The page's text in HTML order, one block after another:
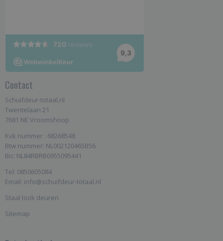
Contact
Schuifdeur-totaal.nl
Twentelaan 21
7681 NE Vroomshoop
Kvk nummer : 68268548
Btw nummer: NL002120465B56
Bic: NL84RBRB0955095441
Tel: 0850605084
Email: info@schuifdeur-totaal.nl
Staal look deuren
Sitemap